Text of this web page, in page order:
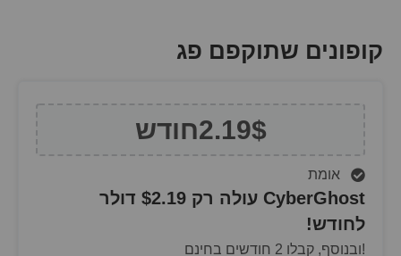
קופונים שתוקפם פג
2.19$חודש
אומת
CyberGhost עולה רק $2.19 דולר
לחודש!
!ובנוסף, קבלו 2 חודשים בחינם